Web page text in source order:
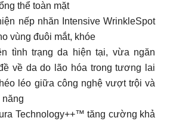
thể toàn mặt
nếp nhăn Intensive WrinkleSpot
vùng đuôi mắt, khóe
tình trạng da hiện tại, vừa ngăn
về da do lão hóa trong tương lai
léo giữa công nghệ vượt trội và
năng
Technology++™ tăng cường khả